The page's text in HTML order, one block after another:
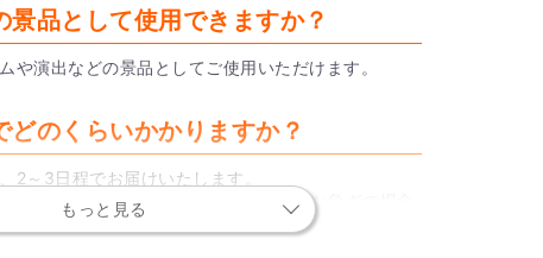
景品として使用できますか？
や演出などの景品としてご使用いただけます。
どのくらいかかりますか？
2～3日程でお届けいたします。
た場合は最短即日出荷も可能なので、お急ぎの場合
もっと見る